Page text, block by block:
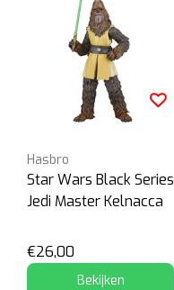
Hasbro
Star Wars Black Series
Jedi Master Kelnacca
€26,00
Bekijken